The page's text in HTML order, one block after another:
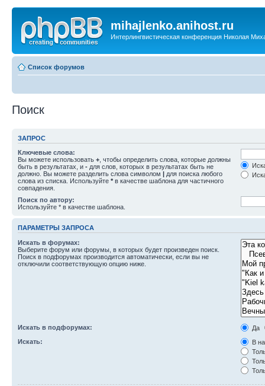
mihajlenko.anihost.ru
Интерлингвистическая конференция Николая
Список форумов
Поиск
ЗАПРОС
Ключевые слова:
Вы можете использовать + , чтобы определить слова, которые должны
быть в результатах, и - для слов, которых в результатах быть не
должно. Вы можете разделить слова символом | для поиска любого
слова из списка. Используйте * в качестве шаблона для частичного
совпадения.
Поиск по автору:
Используйте * в качестве шаблона.
ПАРАМЕТРЫ ЗАПРОСА
Искать в форумах:
Выберите форум или форумы, в которых будет произведен поиск.
Поиск в подфорумах производится автоматически, если вы не
отключили соответствующую опцию ниже.
Искать в подфорумах:
Да
Искать:
В